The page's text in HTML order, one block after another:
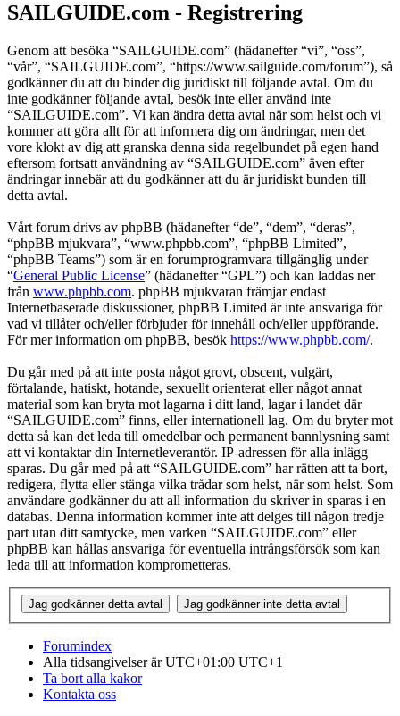
SAILGUIDE.com - Registrering
Genom att besöka “SAILGUIDE.com” (hädanefter “vi”, “oss”,
“vår”, “SAILGUIDE.com”, “https://www.sailguide.com/forum”), så
godkänner du att du binder dig juridiskt till följande avtal. Om du
inte godkänner följande avtal, besök inte eller använd inte
“SAILGUIDE.com”. Vi kan ändra detta avtal när som helst och vi
kommer att göra allt för att informera dig om ändringar, men det
vore klokt av dig att granska denna sida regelbundet på egen hand
eftersom fortsatt användning av “SAILGUIDE.com” även efter
ändringar innebär att du godkänner att du är juridiskt bunden till
detta avtal.
Vårt forum drivs av phpBB (hädanefter “de”, “dem”, “deras”,
“phpBB mjukvara”, “www.phpbb.com”, “phpBB Limited”,
“phpBB Teams”) som är en forumprogramvara tillgänglig under
“General Public License” (hädanefter “GPL”) och kan laddas ner
från www.phpbb.com. phpBB mjukvaran främjar endast
Internetbaserade diskussioner, phpBB Limited är inte ansvariga för
vad vi tillåter och/eller förbjuder för innehåll och/eller uppförande.
För mer information om phpBB, besök https://www.phpbb.com/.
Du går med på att inte posta något grovt, obscent, vulgärt,
förtalande, hatiskt, hotande, sexuellt orienterat eller något annat
material som kan bryta mot lagarna i ditt land, lagar i landet där
“SAILGUIDE.com” finns, eller internationell lag. Om du bryter mot
detta så kan det leda till omedelbar och permanent bannlysning samt
att vi kontaktar din Internetleverantör. IP-adressen för alla inlägg
sparas. Du går med på att “SAILGUIDE.com” har rätten att ta bort,
redigera, flytta eller stänga vilka trådar som helst, när som helst. Som
användare godkänner du att all information du skriver in sparas i en
databas. Denna information kommer inte att delges till någon tredje
part utan ditt samtycke, men varken “SAILGUIDE.com” eller
phpBB kan hållas ansvariga för eventuella intrångsförsök som kan
leda till att information komprometteras.
Forumindex
Alla tidsangivelser är UTC+01:00 UTC+1
Ta bort alla kakor
Kontakta oss